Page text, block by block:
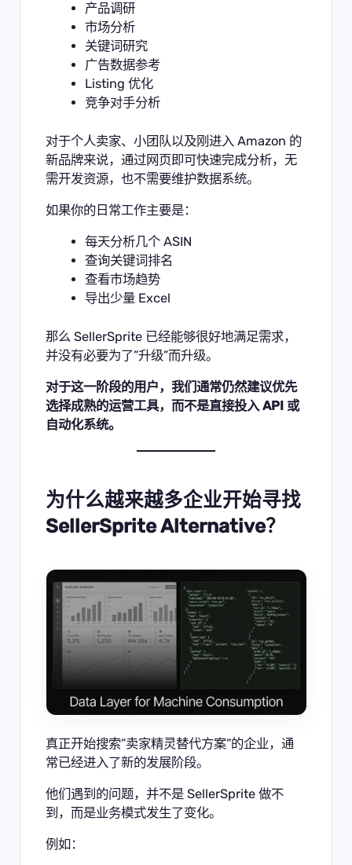
产品调研
市场分析
关键词研究
广告数据参考
Listing 优化
竞争对手分析
对于个人卖家、小团队以及刚进入 Amazon 的
新品牌来说，通过网页即可快速完成分析，无
需开发资源，也不需要维护数据系统。
如果你的日常工作主要是：
每天分析几个 ASIN
查询关键词排名
查看市场趋势
导出少量 Excel
那么 SellerSprite 已经能够很好地满足需求，
并没有必要为了”升级”而升级。
对于这一阶段的用户，我们通常仍然建议优先
选择成熟的运营工具，而不是直接投入 API 或
自动化系统。
为什么越来越多企业开始寻找
SellerSprite Alternative？
真正开始搜索”卖家精灵替代方案”的企业，通
常已经进入了新的发展阶段。
他们遇到的问题，并不是 SellerSprite 做不
到，而是业务模式发生了变化。
例如：